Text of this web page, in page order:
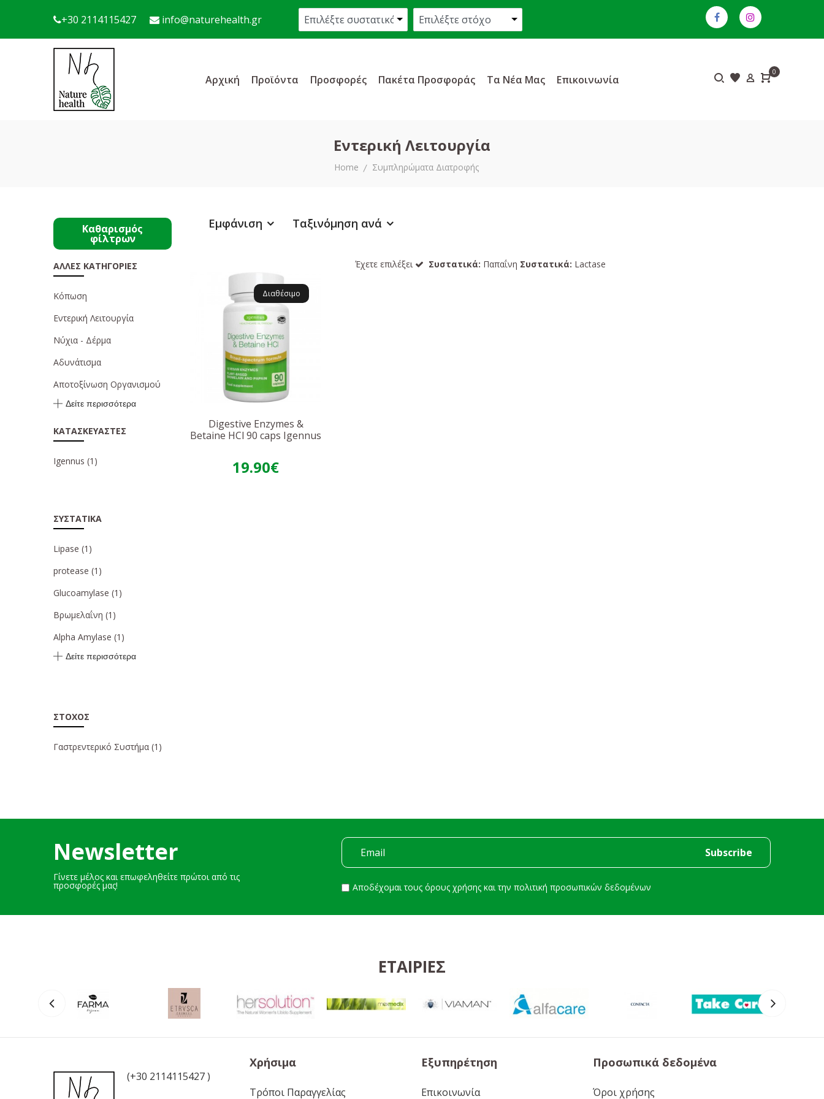
+30 2114115427 info@naturehealth.gr
Αρχική Προϊόντα Προσφορές Πακέτα Προσφοράς Τα Νέα Μας Επικοινωνία
0
Εντερική Λειτουργία
Home Συμπληρώματα Διατροφής
Εμφάνιση Ταξινόμηση ανά
Έχετε επιλέξει Συστατικά: Παπαΐνη Συστατικά: Lactase
Διαθέσιμο
Digestive Enzymes &
Betaine HCl 90 caps Igennus
19.90€
Καθαρισμός
φίλτρων
ΆΛΛΕΣ ΚΑΤΗΓΟΡΊΕΣ
Κόπωση
Εντερική Λειτουργία
Νύχια - Δέρμα
Αδυνάτισμα
Αποτοξίνωση Οργανισμού
Δείτε περισσότερα
ΚΑΤΑΣΚΕΥΑΣΤΈΣ
Igennus (1)
ΣΥΣΤΑΤΙΚΆ
Lipase (1)
protease (1)
Glucoamylase (1)
Βρωμελαΐνη (1)
Alpha Amylase (1)
Δείτε περισσότερα
ΣΤΌΧΟΣ
Γαστρεντερικό Συστήμα (1)
Newsletter
Γίνετε μέλος και επωφεληθείτε πρώτοι από τις
προσφορές μας! Αποδέχομαι τους όρους χρήσης και την πολιτική προσωπικών δεδομένων
ΕΤΑΙΡΊΕΣ
(+30 2114115427 )
Χρήσιμα
Τρόποι Παραγγελίας
Εξυπηρέτηση
Επικοινωνία
Προσωπικά δεδομένα
Όροι χρήσης